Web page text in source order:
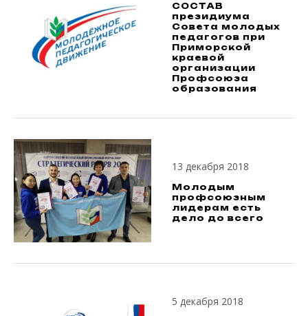
СОСТАВ
президиума
Совета молодых
педагогов при
Приморской
краевой
организации
Профсоюза
образования
13 декабря 2018
Молодым
профсоюзным
лидерам есть
дело до всего
5 декабря 2018